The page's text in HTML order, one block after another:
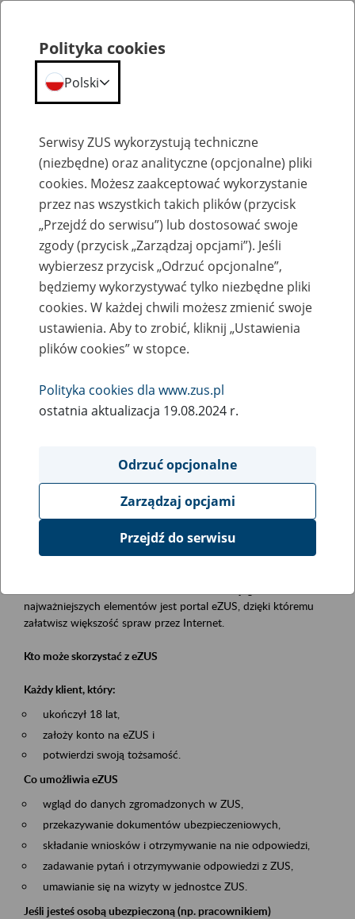
Szkolenia
Zaproś ZUS do siebie - zakładanie profili
eZUS w siedzibie Twojej firmy
Rodzaj wydarzenia
Szkolenia
Obszar merytoryczny
obsługa klientów
Opis wydarzenia
Platforma Usług Elektronicznych eZUS
najważniejszych elementów jest portal eZUS, dzięki któremu
załatwisz większość spraw przez Internet.
Kto może skorzystać z eZUS
Każdy klient, który:
ukończył 18 lat,
założy konto na eZUS i
potwierdzi swoją tożsamość.
Co umożliwia eZUS
wgląd do danych zgromadzonych w ZUS,
przekazywanie dokumentów ubezpieczeniowych,
składanie wniosków i otrzymywanie na nie odpowiedzi,
zadawanie pytań i otrzymywanie odpowiedzi z ZUS,
umawianie się na wizyty w jednostce ZUS.
Jeśli jesteś osobą ubezpieczoną (np. pracownikiem)
Polityka cookies
Polski
Serwisy ZUS wykorzystują techniczne
(niezbędne) oraz analityczne (opcjonalne) pliki
cookies. Możesz zaakceptować wykorzystanie
przez nas wszystkich takich plików (przycisk
„Przejdź do serwisu”) lub dostosować swoje
zgody (przycisk „Zarządzaj opcjami”). Jeśli
wybierzesz przycisk „Odrzuć opcjonalne”,
będziemy wykorzystywać tylko niezbędne pliki
cookies. W każdej chwili możesz zmienić swoje
ustawienia. Aby to zrobić, kliknij „Ustawienia
plików cookies” w stopce.
Polityka cookies dla www.zus.pl
ostatnia aktualizacja 19.08.2024 r.
Odrzuć opcjonalne
Zarządzaj opcjami
Przejdź do serwisu